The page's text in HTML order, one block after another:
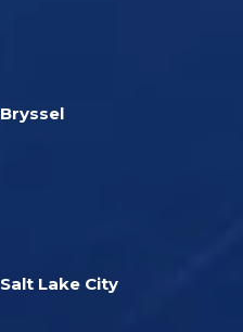
Bryssel
Salt Lake City